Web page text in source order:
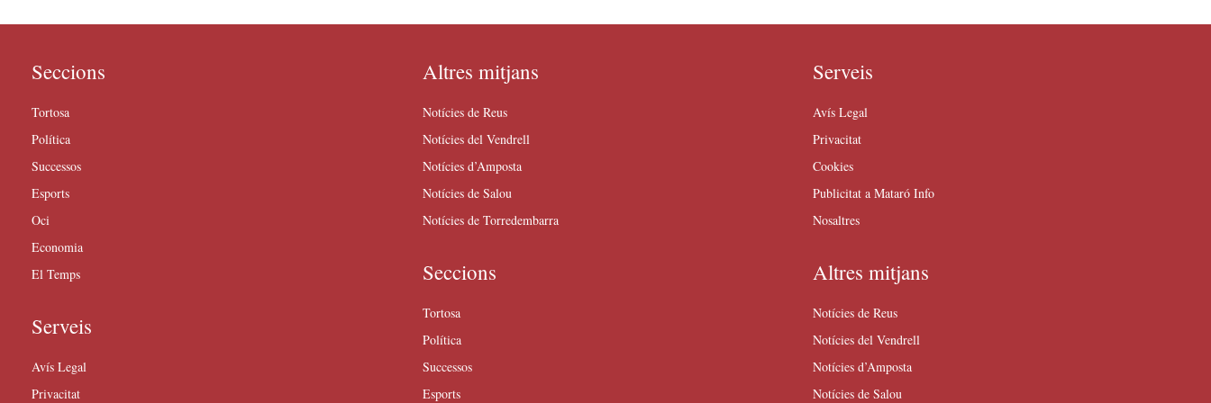
Seccions
Tortosa
Política
Successos
Esports
Oci
Economia
El Temps
Serveis
Avís Legal
Privacitat
Altres mitjans
Notícies de Reus
Notícies del Vendrell
Notícies d’Amposta
Notícies de Salou
Notícies de Torredembarra
Seccions
Tortosa
Política
Successos
Esports
Serveis
Avís Legal
Privacitat
Cookies
Publicitat a Mataró Info
Nosaltres
Altres mitjans
Notícies de Reus
Notícies del Vendrell
Notícies d’Amposta
Notícies de Salou